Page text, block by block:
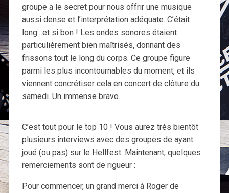
groupe a le secret pour nous offrir une musique
aussi dense et l’interprétation adéquate. C’était
long…et si bon ! Les ondes sonores étaient
particulièrement bien maîtrisés, donnant des
frissons tout le long du corps. Ce groupe figure
parmi les plus incontournables du moment, et ils
viennent concrétiser cela en concert de clôture du
samedi. Un immense bravo.
C’est tout pour le top 10 ! Vous aurez très bientôt
plusieurs interviews avec des groupes de ayant
joué (ou pas) sur le Hellfest. Maintenant, quelques
remerciements sont de rigueur :
Pour commencer, un grand merci à Roger de